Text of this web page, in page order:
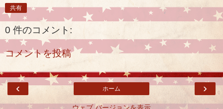
共有
0 件のコメント:
コメントを投稿
‹ ›
ホーム